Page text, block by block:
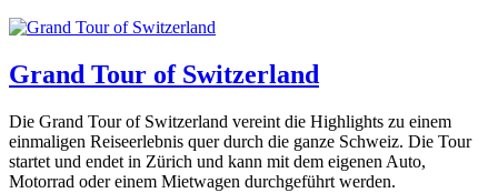
Grand Tour of Switzerland
Die Grand Tour of Switzerland vereint die Highlights zu einem
einmaligen Reiseerlebnis quer durch die ganze Schweiz. Die Tour
startet und endet in Zürich und kann mit dem eigenen Auto,
Motorrad oder einem Mietwagen durchgeführt werden.